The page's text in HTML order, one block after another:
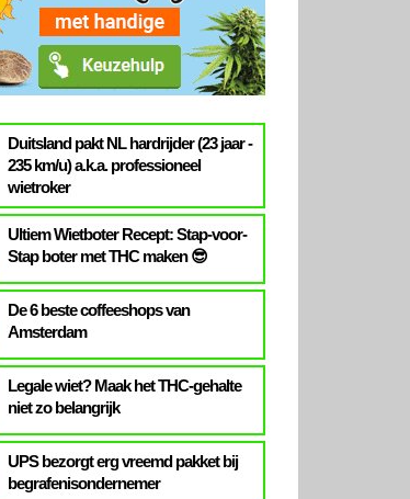
Duitsland pakt NL hardrijder (23 jaar -
235 km/u) a.k.a. professioneel
wietroker
Ultiem Wietboter Recept: Stap-voor-
Stap boter met THC maken 😎
De 6 beste coffeeshops van
Amsterdam
Legale wiet? Maak het THC-gehalte
niet zo belangrijk
UPS bezorgt erg vreemd pakket bij
begrafenisondernemer